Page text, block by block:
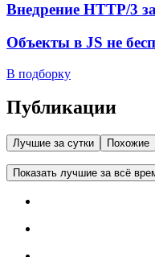
Внедрение HTTP/3
Объекты в JS не
В подборку
Публикации
Лучшие за сутки Похожие
Показать лучшие за всё